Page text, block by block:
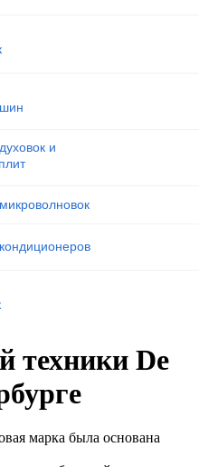
и
техники De
марка была основана